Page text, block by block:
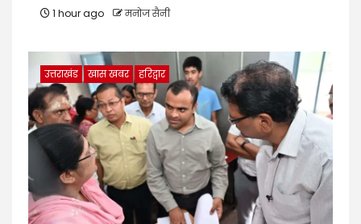
1 hour ago मनोज सैनी
उत्तराखंड खास खबर हरिद्वार